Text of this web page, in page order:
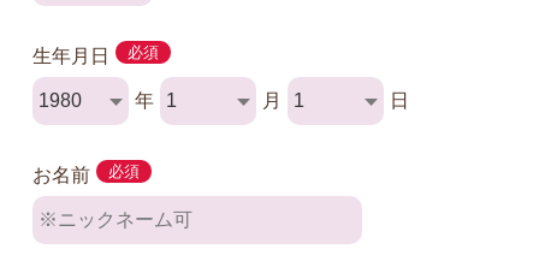
生年月日 必須
年 月 日
お名前 必須